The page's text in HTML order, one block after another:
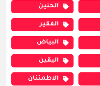
الحنين
الفقير
البياض
اليقين
الاطمئنان